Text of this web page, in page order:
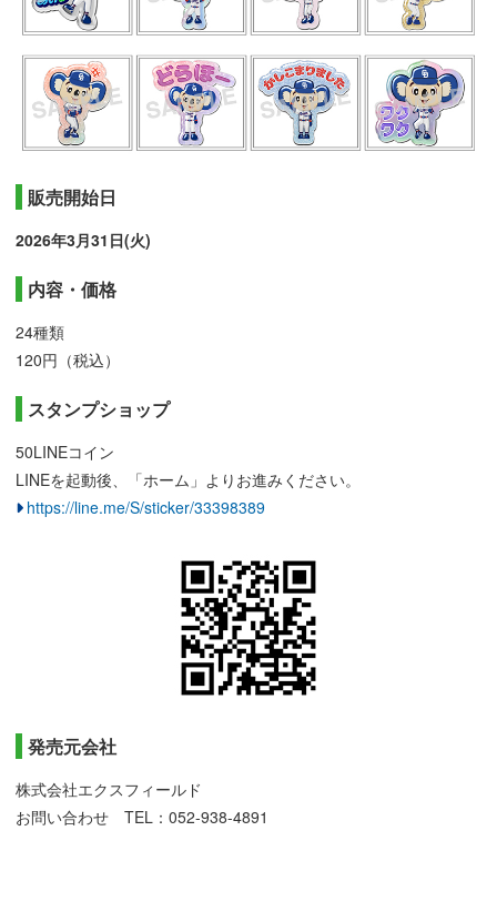
販売開始日
2026年3月31日(火)
内容・価格
24種類
120円（税込）
スタンプショップ
50LINEコイン
LINEを起動後、「ホーム」よりお進みください。
https://line.me/S/sticker/33398389
発売元会社
株式会社エクスフィールド
お問い合わせ TEL：052-938-4891